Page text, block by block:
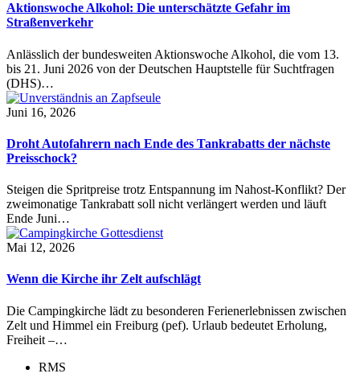
Aktionswoche Alkohol: Die unterschätzte Gefahr im
Straßenverkehr
Anlässlich der bundesweiten Aktionswoche Alkohol, die vom 13.
bis 21. Juni 2026 von der Deutschen Hauptstelle für Suchtfragen
(DHS)…
Juni 16, 2026
Droht Autofahrern nach Ende des Tankrabatts der nächste
Preisschock?
Steigen die Spritpreise trotz Entspannung im Nahost-Konflikt? Der
zweimonatige Tankrabatt soll nicht verlängert werden und läuft
Ende Juni…
Mai 12, 2026
Wenn die Kirche ihr Zelt aufschlägt
Die Campingkirche lädt zu besonderen Ferienerlebnissen zwischen
Zelt und Himmel ein Freiburg (pef). Urlaub bedeutet Erholung,
Freiheit –…
RMS